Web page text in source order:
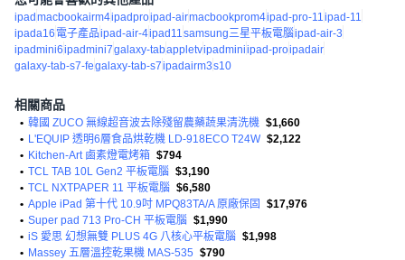
ipad macbookairm4ipadproipad-airmacbookprom4ipad-pro-11ipad-11
ipada16 電子產品ipad-air-4ipad11samsung三星平板電腦ipad-air-3
ipadmini6ipadmini7galaxy-tabappletvipadminiipad-proipadair
galaxy-tab-s7-fegalaxy-tab-s7ipadairm3s10
相關商品
• 韓國 ZUCO 無線超音波去除殘留農藥蔬果清洗機 $1,660
• L'EQUIP 透明6層食品烘乾機 LD-918ECO T24W $2,122
• Kitchen-Art 鹵素燈電烤箱 $794
• TCL TAB 10L Gen2 平板電腦 $3,190
• TCL NXTPAPER 11 平板電腦 $6,580
• Apple iPad 第十代 10.9吋 MPQ83TA/A 原廠保固
$17,976
• Super pad 713 Pro-CH 平板電腦 $1,990
• iS 愛思 幻想無雙 PLUS 4G 八核心平板電腦 $1,998
• Massey 五層溫控乾果機 MAS-535 $790